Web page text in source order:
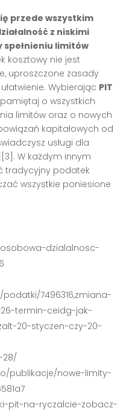
przede wszystkim
z niskimi
spełnieniu limitów
kosztowy nie jest
uproszczone zasady
Wybierając PIT
o wszystkich
limitów oraz o nowych
kapitałowych od
usługi dla
W każdym innym
tradycyjny podatek
wszystkie poniesione
dzialalnosc-
7496316,zmiana-
termin-ceidg-jak-
20-styczen-czy-20-
28/
publikacje/nowe-limity-
pit-na-ryczalcie-zobacz-